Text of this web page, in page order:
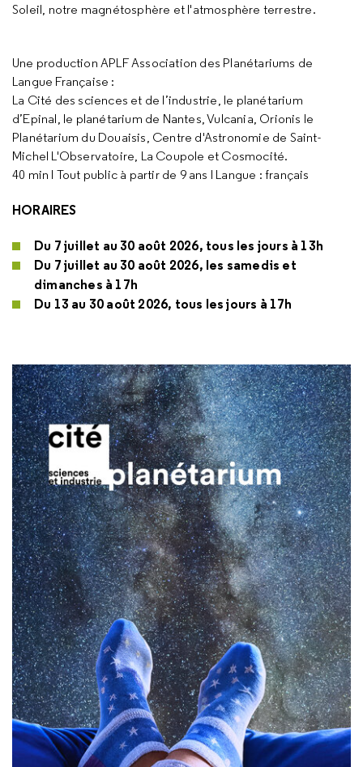
Soleil, notre magnétosphère et l'atmosphère terrestre.
Une production APLF Association des Planétariums de
Langue Française :
La Cité des sciences et de l’industrie, le planétarium
d’Epinal, le planétarium de Nantes, Vulcania, Orionis le
Planétarium du Douaisis, Centre d'Astronomie de Saint-
Michel L'Observatoire, La Coupole et Cosmocité.
40 min I Tout public à partir de 9 ans I Langue : français
HORAIRES
Du 7 juillet au 30 août 2026, tous les jours à 13h
Du 7 juillet au 30 août 2026, les samedis et
dimanches à 17h
Du 13 au 30 août 2026, tous les jours à 17h